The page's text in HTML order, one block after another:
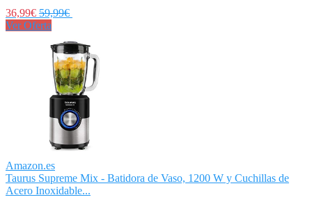
36,99€ 59,99€
Ver Oferta
Amazon.es
Taurus Supreme Mix - Batidora de Vaso, 1200 W y Cuchillas de
Acero Inoxidable...